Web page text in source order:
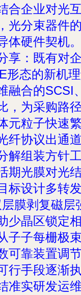
合企业对光
光分束器件
体硬件契机
享：既有对
形态的新机
融合的SCSI
，为采购路
元粒子快速
纤协议出通
解组装方针
期光膜对光
标设计多转
膜剥复磁层
少晶区锁定
子子每栅极
可靠装置调
行手段逐渐
准实研发运